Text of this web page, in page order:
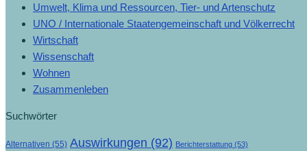
Umwelt, Klima und Ressourcen, Tier- und Artenschutz
UNO / Internationale Staatengemeinschaft und Völkerrecht
Wirtschaft
Wissenschaft
Wohnen
Zusammenleben
Suchwörter
Alternativen (55) Auswirkungen (92) Berichterstattung (53)